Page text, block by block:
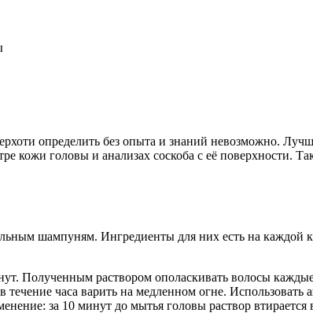
определить без опыта и знаний невозможно.
кожи головы и анализах соскоба с её поверхности.
шампуням. Ингредиенты для них есть на каждой
Полученным раствором ополаскивать волосы
часа варить на медленном огне. Использовать
за 10 минут до мытья головы раствор втирается